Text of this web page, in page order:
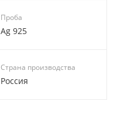
Проба
Ag 925
Страна производства
Россия